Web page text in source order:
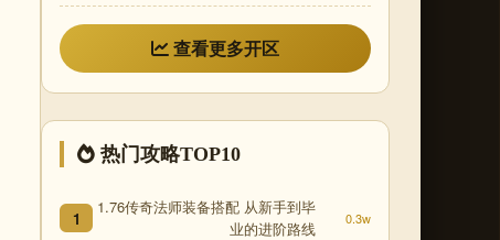
查看更多开区
热门攻略TOP10
1
1.76传奇法师装备搭配 从新手到毕
业的进阶路线
0.3w